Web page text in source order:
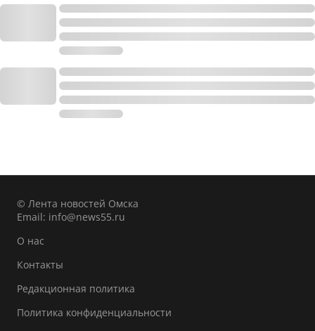
© Лента новостей Омска
Email: info@news55.ru
О нас
Контакты
Редакционная политика
Политика конфиденциальности